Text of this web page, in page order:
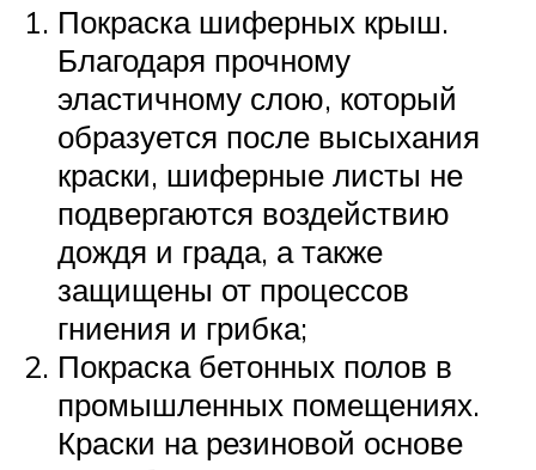
Покраска шиферных крыш.
Благодаря прочному
эластичному слою, который
образуется после высыхания
краски, шиферные листы не
подвергаются воздействию
дождя и града, а также
защищены от процессов
гниения и грибка;
Покраска бетонных полов в
промышленных помещениях.
Краски на резиновой основе